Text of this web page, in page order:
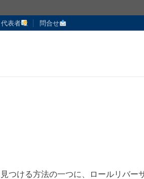
代表者 問合せ
つける方法の一つに、ロールリバー